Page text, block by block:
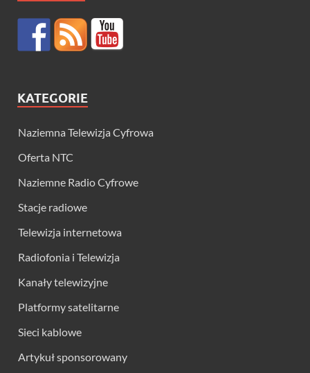
KATEGORIE
Naziemna Telewizja Cyfrowa
Oferta NTC
Naziemne Radio Cyfrowe
Stacje radiowe
Telewizja internetowa
Radiofonia i Telewizja
Kanały telewizyjne
Platformy satelitarne
Sieci kablowe
Artykuł sponsorowany